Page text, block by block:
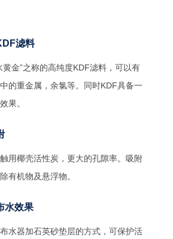
滤料
黄金”之称的高纯度KDF滤料，可以有
的重金属，余氯等。同时KDF具备一
果。
用椰壳活性炭，更大的孔隙率。吸附
有机物及悬浮物。
水效果
水器加石英砂垫层的方式，可保护活